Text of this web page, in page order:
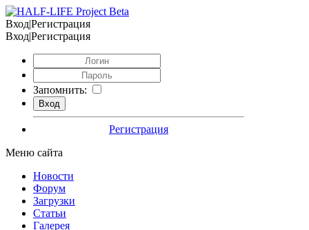
Вход|Регистрация
Вход|Регистрация
Запомнить:
Регистрация
Меню сайта
Новости
Форум
Загрузки
Статьи
Галерея